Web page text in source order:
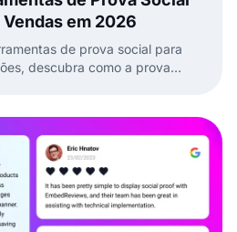
em 2026
de prova social para
descubra como a prova